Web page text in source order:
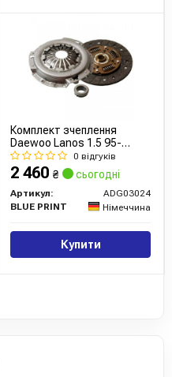
Комплект зчеплення
Daewoo Lanos 1.5 95-
(d=200mm) (+вижимний)
0 відгуків
2 460 ₴ сьогодні
Артикул:
ADG03024
BLUE PRINT
Німеччина
Купити